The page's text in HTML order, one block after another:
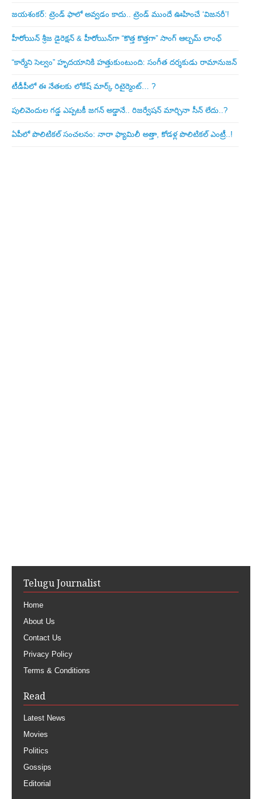
జయశంకర్: ట్రెండ్‌ ఫాలో అవ్వడం కాదు.. ట్రెండ్‌ ముందే ఊహించే ‘విజనరీ’!
హీరోయిన్ శ్రీజ డైరెక్ష‌న్ & హీరోయిన్‌గా “కొత్త కొత్తగా” సాంగ్ ఆల్బమ్ లాంఛ్
“కార్మేని సెల్వం” హృదయానికి హత్తుకుంటుంది: సంగీత దర్శకుడు రామానుజన్
టీడీపీలో ఈ నేత‌ల‌కు లోకేష్ మార్క్ రిటైర్మెంట్‌… ?
పులివెందుల గ‌డ్డ ఎప్ప‌ట‌కీ జ‌గ‌న్ అడ్డానే.. రిజ‌ర్వేష‌న్ మార్చినా సీన్ లేదు..?
ఏపీలో పొలిటిక‌ల్ సంచ‌ల‌నం: నారా ఫ్యామిలీ అత్తా, కోడ‌ళ్ల పొలిటికల్ ఎంట్రీ..!
Telugu Journalist
Home
About Us
Contact Us
Privacy Policy
Terms & Conditions
Read
Latest News
Movies
Politics
Gossips
Editorial